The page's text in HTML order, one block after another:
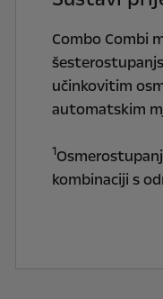
Combo Combi
učinkovitim
automatskim
1
kombinaciji s